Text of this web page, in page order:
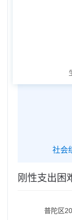
社会
刚性支出困
普陀区